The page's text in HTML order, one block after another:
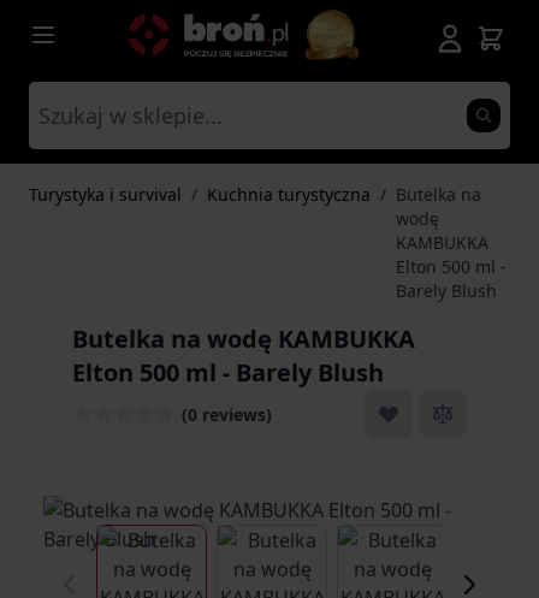
Przejdź do treści
Turystyka i survival / Kuchnia turystyczna / Butelka na
wodę
KAMBUKKA
Elton 500 ml -
Barely Blush
Butelka na wodę KAMBUKKA
Elton 500 ml - Barely Blush
(0 reviews)
View larger imageView larger imageView larger